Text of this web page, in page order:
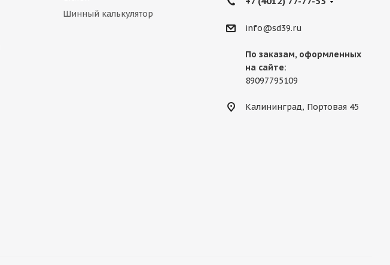
Шинный калькулятор
info@sd39.ru
По заказам, оформленных
на сайте:
89097795109
Калининград, Портовая 45